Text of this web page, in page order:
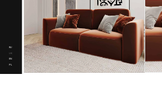
RU
UK
EN
PL